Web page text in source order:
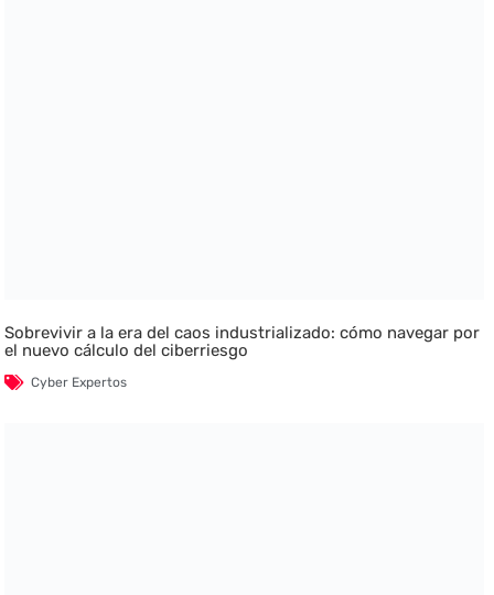
Sobrevivir a la era del caos industrializado: cómo navegar por
el nuevo cálculo del ciberriesgo
Cyber Expertos